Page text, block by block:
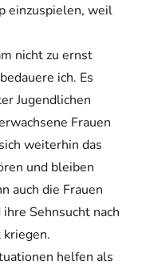
einzuspielen, weil
nicht zu ernst
ich. Es
Jugendlichen
Frauen
weiterhin das
und bleiben
auch die Frauen
Sehnsucht nach
helfen als